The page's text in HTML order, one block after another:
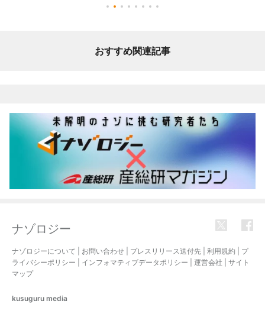
おすすめ関連記事
ナゾロジー
ナゾロジーについて お問い合わせ プレスリリース送付先 利用規約
プ
ライバシーポリシー
インフォマティブデータポリシー 運営会社
サイト
マップ
kusuguru media